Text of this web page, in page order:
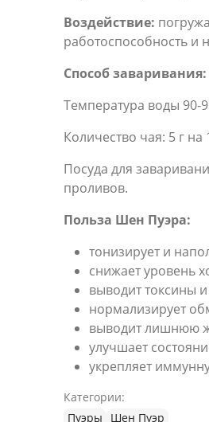
Воздействие:
работоспособность и
Способ заваривания:
Температура воды 90-
Количество чая: 5 г на
Посуда для
проливов.
Польза Шен Пуэра:
тонизирует и
снижает уровень
выводит токсины
нормализирует
выводит лишнюю
улучшает
укрепляет
Категории:
Пуэры
Шен Пуэр